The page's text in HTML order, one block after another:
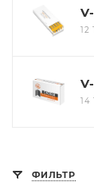
ФИЛЬТР